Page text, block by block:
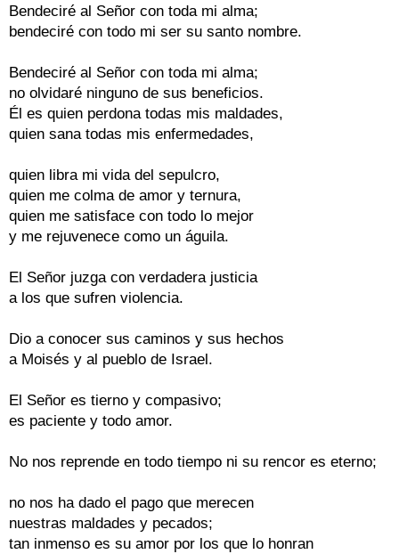
Bendeciré al Señor con toda mi alma;
bendeciré con todo mi ser su santo nombre.
Bendeciré al Señor con toda mi alma;
no olvidaré ninguno de sus beneficios.
Él es quien perdona todas mis maldades,
quien sana todas mis enfermedades,
quien libra mi vida del sepulcro,
quien me colma de amor y ternura,
quien me satisface con todo lo mejor
y me rejuvenece como un águila.
El Señor juzga con verdadera justicia
a los que sufren violencia.
Dio a conocer sus caminos y sus hechos
a Moisés y al pueblo de Israel.
El Señor es tierno y compasivo;
es paciente y todo amor.
No nos reprende en todo tiempo ni su rencor es eterno;
no nos ha dado el pago que merecen
nuestras maldades y pecados;
tan inmenso es su amor por los que lo honran